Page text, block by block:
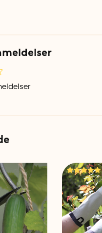
afsnit med noter fra
og høstplaner, sider,
og opskriftssider,
med ingredienser fra
Handbook er hardback
Handbook
22,8 cm x 3,5 cm